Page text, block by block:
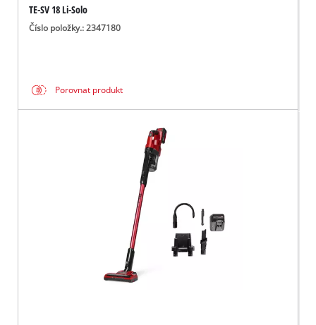
TE-SV 18 Li-Solo
Číslo položky.: 2347180
Porovnat produkt